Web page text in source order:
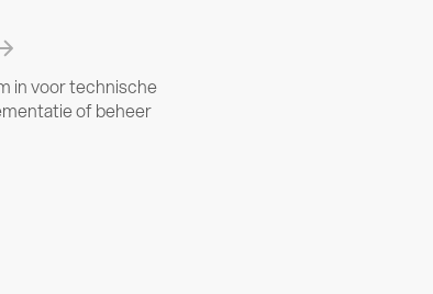
in voor technische
of beheer